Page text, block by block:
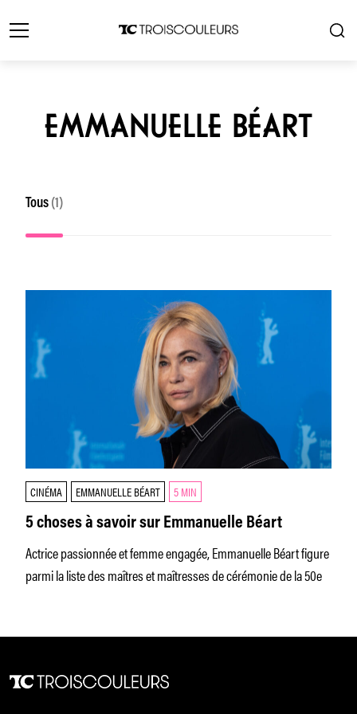
EMMANUELLE BÉART
Tous (1)
CINÉMA EMMANUELLE BÉART 5 MIN
5 choses à savoir sur Emmanuelle Béart
Actrice passionnée et femme engagée, Emmanuelle Béart figure
parmi la liste des maîtres et maîtresses de cérémonie de la 50e